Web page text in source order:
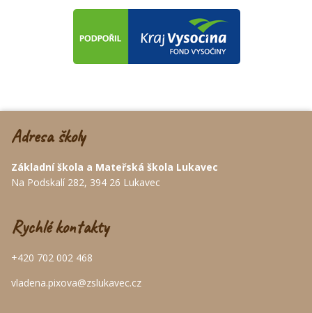
Adresa školy
Základní škola a Mateřská škola Lukavec
Na Podskalí 282, 394 26 Lukavec
Rychlé kontakty
+420 702 002 468
vladena.pixova@zslukavec.cz